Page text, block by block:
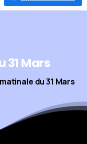
31 Mars
du 31 Mars